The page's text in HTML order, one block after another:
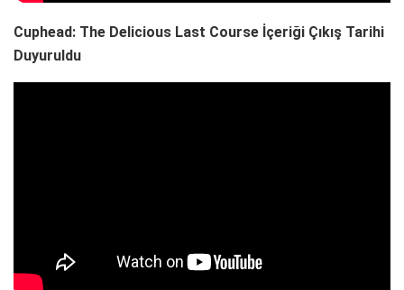
Cuphead: The Delicious Last Course İçeriği Çıkış Tarihi
Duyuruldu